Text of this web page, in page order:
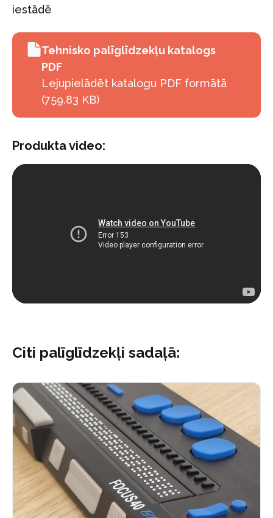
iestādē
Tehnisko palīglīdzekļu katalogs
PDF
Lejupielādēt katalogu PDF formātā
(759.83 KB)
Produkta video:
Citi palīglīdzekļi sadaļā: